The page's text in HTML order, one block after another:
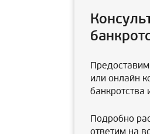
или онлайн
банкротства
Подробно
ответим на